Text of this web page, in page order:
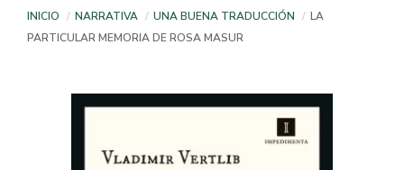
INICIO NARRATIVA UNA BUENA TRADUCCIÓN
LA
PARTICULAR MEMORIA DE ROSA MASUR